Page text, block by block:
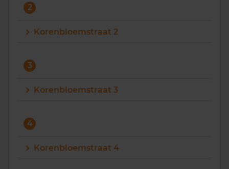
2
Korenbloemstraat 2
3
Korenbloemstraat 3
4
Korenbloemstraat 4